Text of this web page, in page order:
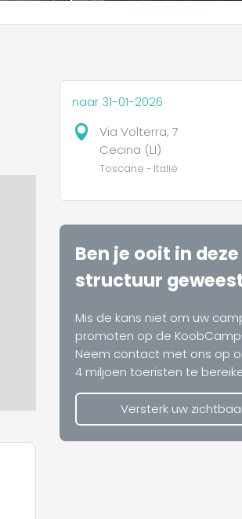
naar 31-01-2026
Via Volterra, 7
Cecina (LI)
Toscane - Italië
Ben je ooit in deze
structuur
Mis de kans niet om uw
promoten op de
Neem contact met ons op
4 miljoen toeristen te
Versterk uw